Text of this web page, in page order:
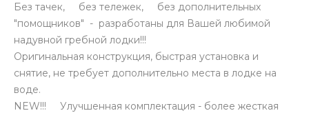
Без тачек, без тележек, без дополнительных
"помощников" - разработаны для Вашей любимой
надувной гребной лодки!!!
Оригинальная конструкция, быстрая установка и
снятие, не требует дополнительно места в лодке на
воде.
NEW!!! Улучшенная комплектация - более жесткая